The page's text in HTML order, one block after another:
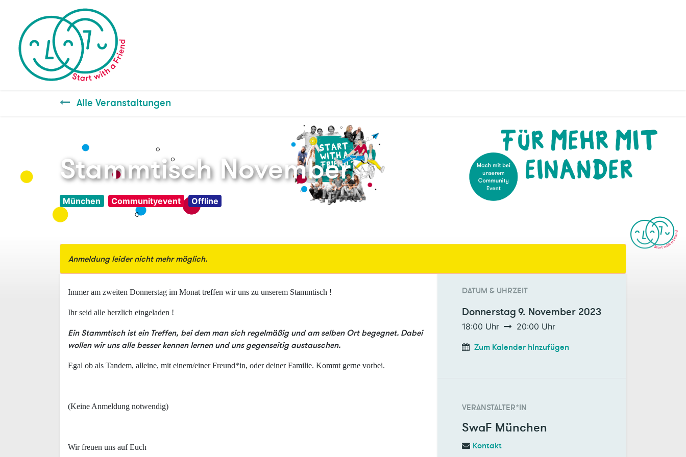
Alle Veranstaltungen
Stammtisch November
München Communityevent Offline
Anmeldung leider nicht mehr möglich.
Immer am zweiten Donnerstag im Monat treffen wir uns zu unserem Stammtisch !
Ihr seid alle herzlich eingeladen !
Ein Stammtisch ist ein Treffen, bei dem man sich regelmäßig und am selben Ort begegnet. Dabei
wollen wir uns alle besser kennen lernen und uns gegenseitig austauschen.
Egal ob als Tandem, alleine, mit einem/einer Freund*in, oder deiner Familie. Kommt gerne vorbei.
(Keine Anmeldung notwendig)
Wir freuen uns auf Euch
DATUM & UHRZEIT
Donnerstag9. November 2023
18:00 Uhr 20:00 Uhr
Zum Kalender hinzufügen
VERANSTALTER*IN
SwaF München
Kontakt